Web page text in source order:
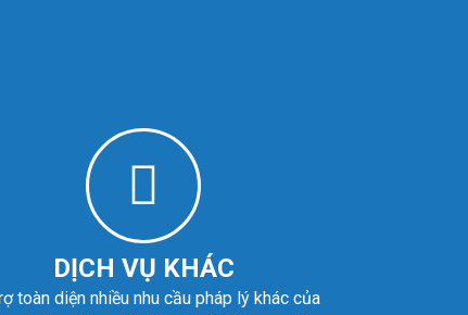
DỊCH VỤ KHÁC
toàn diện nhiều nhu cầu pháp lý khác của